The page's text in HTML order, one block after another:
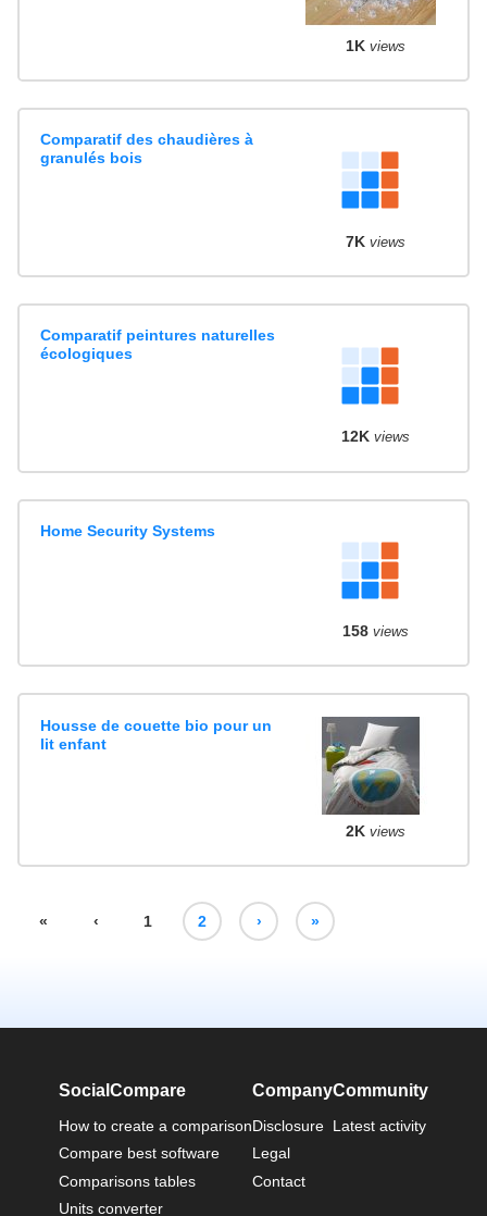
1K views
Comparatif des chaudières à
granulés bois
7K views
Comparatif peintures naturelles
écologiques
12K views
Home Security Systems
158views
Housse de couette bio pour un
lit enfant
2K views
« ‹ 1 2 › »
SocialCompare
How to create a comparison
Compare best software
Comparisons tables
Units converter
Company
Disclosure
Legal
Contact
Community
Latest activity